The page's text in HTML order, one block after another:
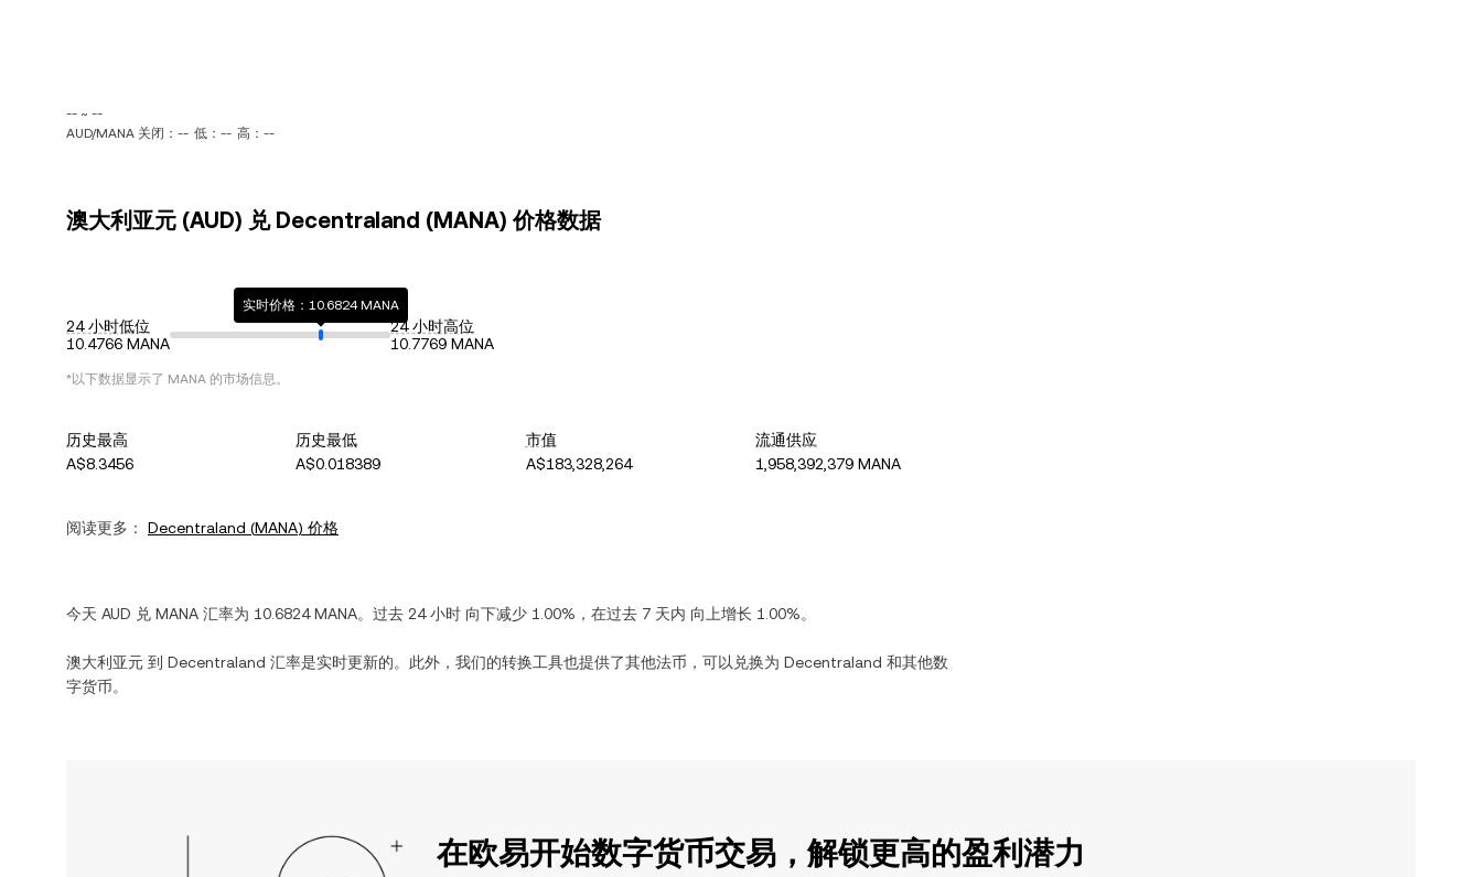
-- ~ --
AUD/MANA 关闭：-- 低：-- 高：--
澳大利亚元 (AUD) 兑 Decentraland (MANA) 价格数据
24 小时低位
10.4766 MANA
实时价格：10.6824 MANA
24 小时高位
10.7769 MANA
*以下数据显示了 MANA 的市场信息。
历史最高
A$8.3456
历史最低
A$0.018389
市值
A$183,328,264
流通供应
1,958,392,379 MANA
阅读更多： Decentraland (MANA) 价格
今天 AUD 兑 MANA 汇率为 10.6824 MANA。过去 24 小时 向下减少 1.00% ，在过去 7 天内 向上增长 1.00%。
澳大利亚元 到 Decentraland 汇率是实时更新的。此外，我们的转换工具也提供了其他法币，可以兑换为 Decentraland 和其他数
字货币。
在欧易开始数字货币交易，解锁更高的盈利潜力